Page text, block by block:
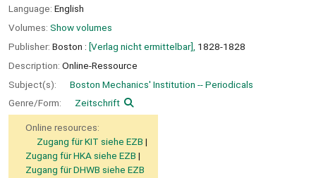
Language: English
Volumes: Show volumes
Publisher: Boston : [Verlag nicht ermittelbar], 1828-1828
Description: Online-Ressource
Subject(s):
Boston Mechanics' Institution -- Periodicals
Genre/Form:
Zeitschrift
Online resources:
Zugang für KIT siehe EZB
Zugang für HKA siehe EZB
Zugang für DHWB siehe EZB